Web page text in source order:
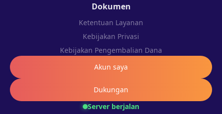
Server berjalan
Dokumen
Ketentuan Layanan
Kebijakan Privasi
Kebijakan Pengembalian Dana
Akun saya
Dukungan